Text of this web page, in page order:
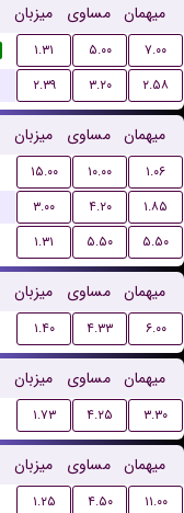
میزبان مساوی میهمان
۱.۳۱ ۵.۰۰
۷.۰۰
۲.۳۹ ۳.۲۰ ۲.۵۸
میزبان مساوی میهمان
۱۵.۰۰ ۱۰.۰۰
۱.۰۶
۳.۰۰ ۴.۲۰
۱.۸۵
۱.۳۱ ۵.۵۰ ۵.۵۰
میزبان مساوی میهمان
۱.۴۰ ۴.۳۳ ۶.۰۰
میزبان مساوی میهمان
۱.۷۳ ۴.۲۵ ۳.۳۰
میزبان مساوی میهمان
۱.۲۵ ۴.۵۰
۱۱.۰۰